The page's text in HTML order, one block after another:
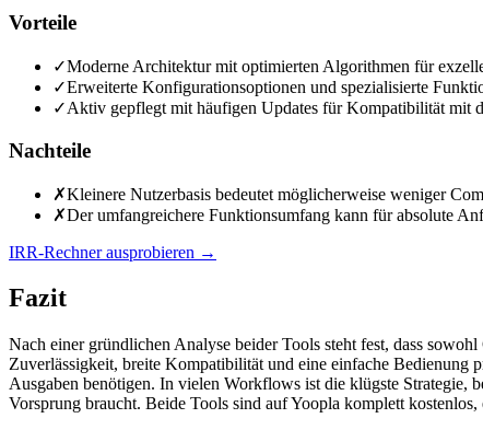
Vorteile
✓Moderne Architektur mit optimierten Algorithmen für
✓Erweiterte Konfigurationsoptionen und spezialisierte
✓Aktiv gepflegt mit häufigen Updates für Kompatibilität mit
Nachteile
✗Kleinere Nutzerbasis bedeutet möglicherweise weniger
✗Der umfangreichere Funktionsumfang kann für absolute
IRR-Rechner ausprobieren →
Fazit
Nach einer gründlichen Analyse beider Tools steht fest, dass
Zuverlässigkeit, breite Kompatibilität und eine einfache Bedienung
Ausgaben benötigen. In vielen Workflows ist die klügste Strategie,
Vorsprung braucht. Beide Tools sind auf Yoopla komplett